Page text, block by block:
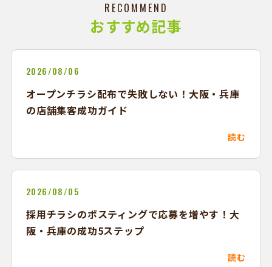
RECOMMEND
おすすめ記事
2026/08/06
オープンチラシ配布で失敗しない！大阪・兵庫
の店舗集客成功ガイド
読む
2026/08/05
採用チラシのポスティングで応募を増やす！大
阪・兵庫の成功5ステップ
読む